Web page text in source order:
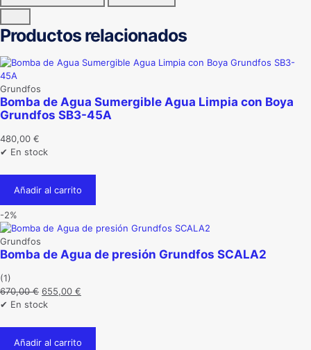
Productos relacionados
Grundfos
Bomba de Agua Sumergible Agua Limpia con Boya
Grundfos SB3-45A
480,00 €
✔ En stock
Añadir al carrito
-2%
Grundfos
Bomba de Agua de presión Grundfos SCALA2
(1)
670,00€ El
precio
era:
670,00 €.
655,00 €
es:
655,00 €.
✔ En stock
Añadir al carrito